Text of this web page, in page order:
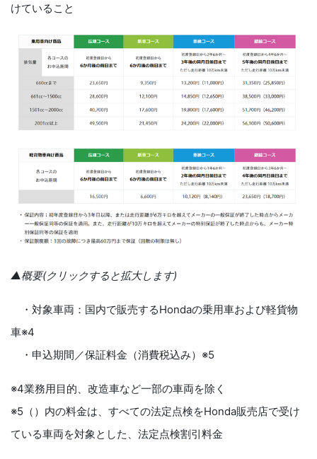
けていること
▲概要(クリックすると拡大します)
・対象車両：国内で販売するHondaの乗用車および軽貨物
車※4
・申込期間／保証料金（消費税込み）※5
※4業務用目的、改造車など一部の車両を除く
※5（）内の料金は、すべての法定点検をHonda販売店で受け
ている車両を対象とした、法定点検割引料金